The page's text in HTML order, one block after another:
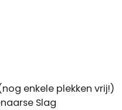
enkele plekken vrij!)
Slag